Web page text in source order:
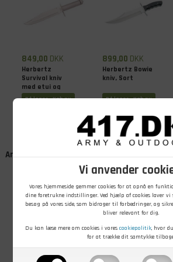
Vi anvender
Vores hjemmeside gemmer cookies for at opnå en
dine foretrukne indstillinger. Ved hjælp af cookies laver
besøg på vores side, som bidrager til forbedringer, og
bliver relevant for dig.
Du kan læse mere om cookies i vores cookiepolitik, hvor
for at trække dit samtykke
849,00 DKK
Herbertz
Survival kniv
med etui og
slibesten, Sølv
På lager - Køb nu
899,00 DKK
Herbertz Bowie
kniv, Sort
På lager - Køb nu
Andre kunder købte også
149,00DKK 399,00